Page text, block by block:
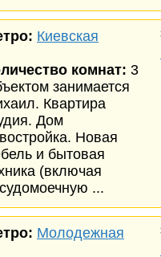
Киевская
комнат: 3
занимается
Квартира
Дом
Новая
и бытовая
(включая
...
Молодежная